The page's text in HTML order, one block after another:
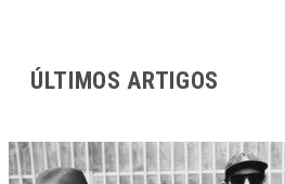
ÚLTIMOS ARTIGOS